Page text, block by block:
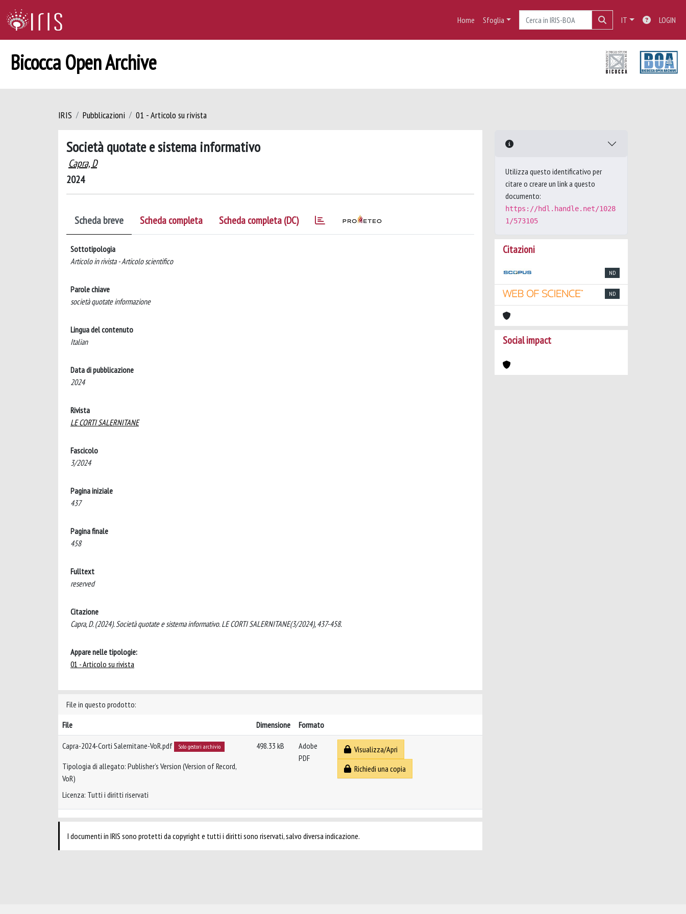
Home Sfoglia IT LOGIN
Bicocca Open Archive
IRIS Pubblicazioni 01 - Articolo su rivista
Società quotate e sistema informativo
Capra, D
2024
Scheda breve Scheda completa Scheda completa (DC)
Sottotipologia
Articolo in rivista - Articolo scientifico
Parole chiave
società quotate informazione
Lingua del contenuto
Italian
Data di pubblicazione
2024
Rivista
LE CORTI SALERNITANE
Fascicolo
3/2024
Pagina iniziale
437
Pagina finale
458
Fulltext
reserved
Citazione
Capra, D. (2024). Società quotate e sistema informativo. LE CORTI SALERNITANE(3/2024), 437-458.
Appare nelle tipologie:
01 - Articolo su rivista
File in questo prodotto:
File
Dimensione Formato
Capra-2024-Corti Salernitane-VoR.pdf Solo gestori archivio
Tipologia di allegato: Publisher’s Version (Version of Record,
VoR)
Licenza: Tutti i diritti riservati
498.33 kB
Adobe
PDF
Visualizza/Apri
Richiedi una copia
I documenti in IRIS sono protetti da copyright e tutti i diritti sono riservati, salvo diversa indicazione.
Utilizza questo identificativo per
citare o creare un link a questo
documento:
https://hdl.handle.net/1028
1/573105
Citazioni
ND
ND
Social impact